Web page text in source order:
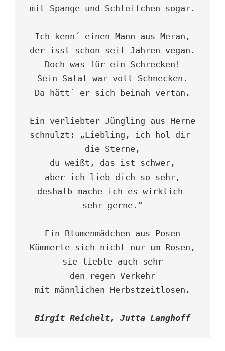
mit Spange und Schleifchen sogar.
Ich kenn´ einen Mann aus Meran,
der isst schon seit Jahren vegan.
Doch was für ein Schrecken!
Sein Salat war voll Schnecken.
Da hätt´ er sich beinah vertan.
Ein verliebter Jüngling aus Herne
schnulzt: „Liebling, ich hol dir
die Sterne,
du weißt, das ist schwer,
aber ich lieb dich so sehr,
deshalb mache ich es wirklich
sehr gerne.“
Ein Blumenmädchen aus Posen
Kümmerte sich nicht nur um Rosen,
sie liebte auch sehr
den regen Verkehr
mit männlichen Herbstzeitlosen.
Birgit Reichelt, Jutta Langhoff